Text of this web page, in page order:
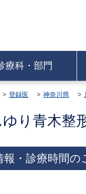
療科・部門
登録医 神奈川県
ゆり青木整
報・診療時間の